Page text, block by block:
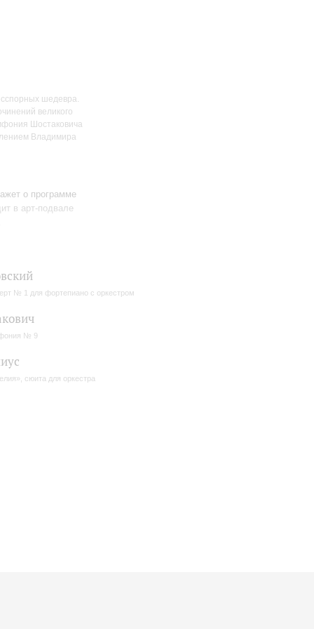
шедевра.
великого
Шостаковича
Владимира
о программе
в арт-подвале
№ 1 для фортепиано с оркестром
№ 9
сюита для оркестра